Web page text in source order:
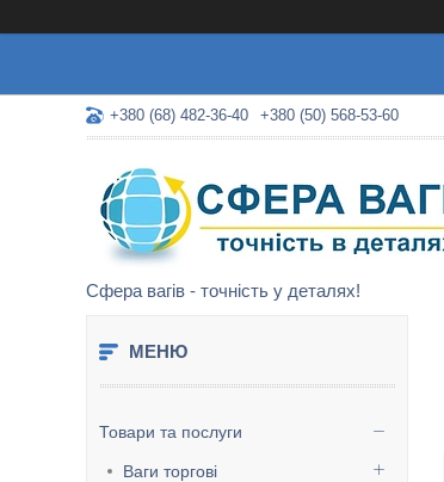
+380 (68) 482-36-40 +380 (50) 568-53-60
Сфера вагів - точність у деталях!
Товари та послуги
Ваги торгові